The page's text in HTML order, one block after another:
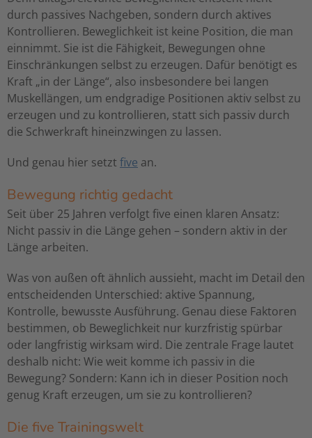
durch passives Nachgeben, sondern durch aktives
Kontrollieren. Beweglichkeit ist keine Position, die man
einnimmt. Sie ist die Fähigkeit, Bewegungen ohne
Einschränkungen selbst zu erzeugen. Dafür benötigt es
Kraft „in der Länge“, also insbesondere bei langen
Muskellängen, um endgradige Positionen aktiv selbst zu
erzeugen und zu kontrollieren, statt sich passiv durch
die Schwerkraft hineinzwingen zu lassen.
Und genau hier setzt five an.
Bewegung richtig gedacht
Seit über 25 Jahren verfolgt five einen klaren Ansatz:
Nicht passiv in die Länge gehen – sondern aktiv in der
Länge arbeiten.
Was von außen oft ähnlich aussieht, macht im Detail den
entscheidenden Unterschied: aktive Spannung,
Kontrolle, bewusste Ausführung. Genau diese Faktoren
bestimmen, ob Beweglichkeit nur kurzfristig spürbar
oder langfristig wirksam wird. Die zentrale Frage lautet
deshalb nicht: Wie weit komme ich passiv in die
Bewegung? Sondern: Kann ich in dieser Position noch
genug Kraft erzeugen, um sie zu kontrollieren?
Die five Trainingswelt